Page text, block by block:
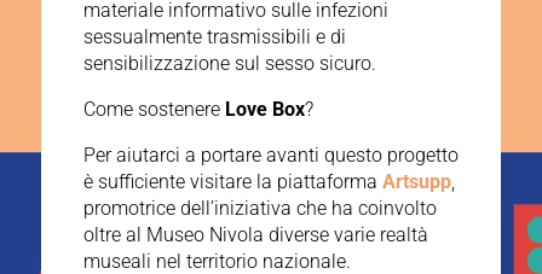
materiale informativo sulle infezioni
sessualmente trasmissibili e di
sensibilizzazione sul sesso sicuro.
Come sostenere Love Box?
Per aiutarci a portare avanti questo progetto
è sufficiente visitare la piattaforma Artsupp,
promotrice dell’iniziativa che ha coinvolto
oltre al Museo Nivola diverse varie realtà
museali nel territorio nazionale.